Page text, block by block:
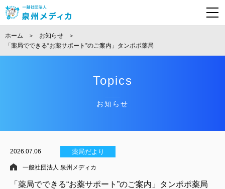
ホーム
お知らせ
「薬局でできる“お薬サポート”のご案内」タンポポ薬局
Topics
お知らせ
2026.07.06 薬局だより
一般社団法人 泉州メディカ
「薬局でできる“お薬サポート”のご案内」タンポポ薬局